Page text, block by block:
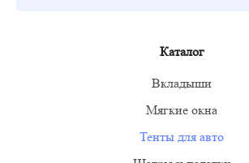
Каталог
Тенты для авто